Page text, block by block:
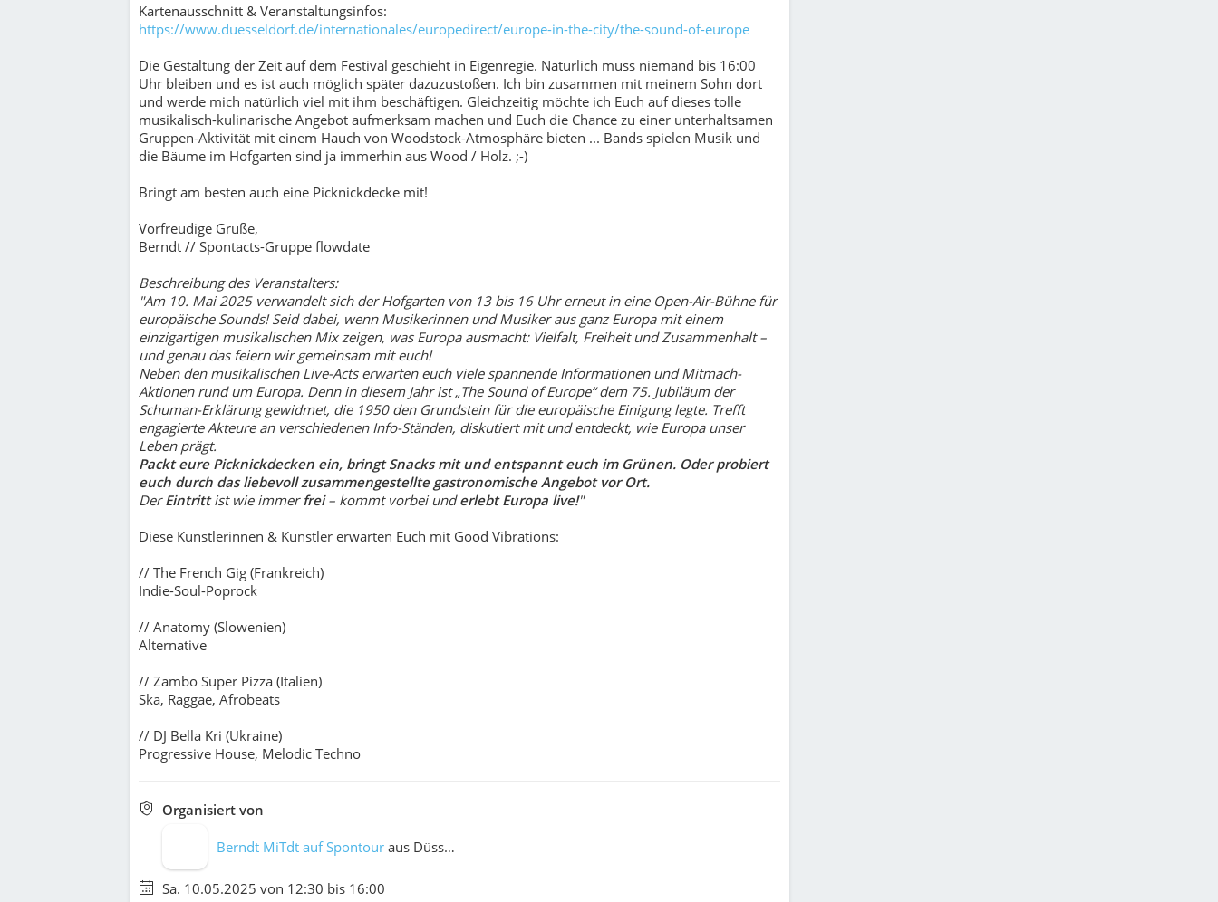
Kartenausschnitt & Veranstaltungsinfos:
https://www.duesseldorf.de/internationales/europedirect/europe-in-the-city/the-sound-of-europe
Die Gestaltung der Zeit auf dem Festival geschieht in Eigenregie. Natürlich muss niemand bis 16:00
Uhr bleiben und es ist auch möglich später dazuzustoßen. Ich bin zusammen mit meinem Sohn dort
und werde mich natürlich viel mit ihm beschäftigen. Gleichzeitig möchte ich Euch auf dieses tolle
musikalisch-kulinarische Angebot aufmerksam machen und Euch die Chance zu einer unterhaltsamen
Gruppen-Aktivität mit einem Hauch von Woodstock-Atmosphäre bieten ... Bands spielen Musik und
die Bäume im Hofgarten sind ja immerhin aus Wood / Holz. ;-)
Bringt am besten auch eine Picknickdecke mit!
Vorfreudige Grüße,
Berndt // Spontacts-Gruppe flowdate
Beschreibung des Veranstalters:
"Am 10. Mai 2025 verwandelt sich der Hofgarten von 13 bis 16 Uhr erneut in eine Open-Air-Bühne für
europäische Sounds! Seid dabei, wenn Musikerinnen und Musiker aus ganz Europa mit einem
einzigartigen musikalischen Mix zeigen, was Europa ausmacht: Vielfalt, Freiheit und Zusammenhalt –
und genau das feiern wir gemeinsam mit euch!
Neben den musikalischen Live-Acts erwarten euch viele spannende Informationen und Mitmach-
Aktionen rund um Europa. Denn in diesem Jahr ist „The Sound of Europe“ dem 75. Jubiläum der
Schuman-Erklärung gewidmet, die 1950 den Grundstein für die europäische Einigung legte. Trefft
engagierte Akteure an verschiedenen Info-Ständen, diskutiert mit und entdeckt, wie Europa unser
Leben prägt.
Packt eure Picknickdecken ein, bringt Snacks mit und entspannt euch im Grünen. Oder probiert
euch durch das liebevoll zusammengestellte gastronomische Angebot vor Ort.
DerEintrittist wie immer frei– kommt vorbei underlebt Europa live!"
Diese Künstlerinnen & Künstler erwarten Euch mit Good Vibrations:
// The French Gig (Frankreich)
Indie-Soul-Poprock
// Anatomy (Slowenien)
Alternative
// Zambo Super Pizza (Italien)
Ska, Raggae, Afrobeats
// DJ Bella Kri (Ukraine)
Progressive House, Melodic Techno
Organisiert von
Berndt MiTdt auf Spontour aus Düsseldorf
Sa. 10.05.2025 von 12:30 bis 16:00